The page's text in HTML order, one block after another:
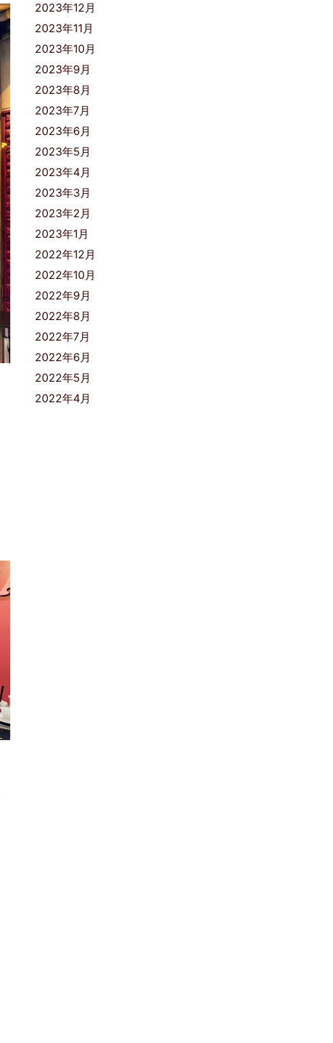
2023年12月
2023年11月
2023年10月
2023年9月
2023年8月
2023年7月
2023年6月
2023年5月
2023年4月
2023年3月
2023年2月
2023年1月
2022年12月
2022年10月
2022年9月
2022年8月
2022年7月
2022年6月
2022年5月
2022年4月